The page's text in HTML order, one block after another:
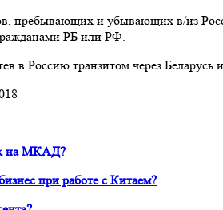
пребывающих и убывающих в/из
РБ или РФ.
в Россию транзитом через
на МКАД?
при работе с Китаем?